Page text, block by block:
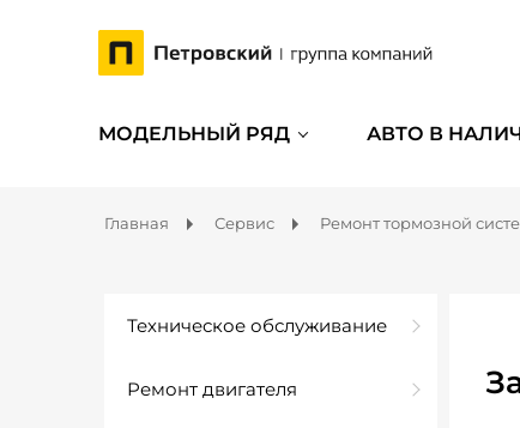
МОДЕЛЬНЫЙ РЯД АВТО В
Главная Сервис Ремонт тормозной
Техническое обслуживание
Ремонт двигателя